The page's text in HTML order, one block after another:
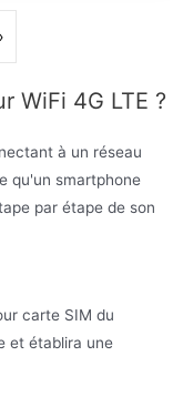
WiFi 4G LTE ?
à un réseau
qu'un smartphone
par étape de son
carte SIM du
et établira une